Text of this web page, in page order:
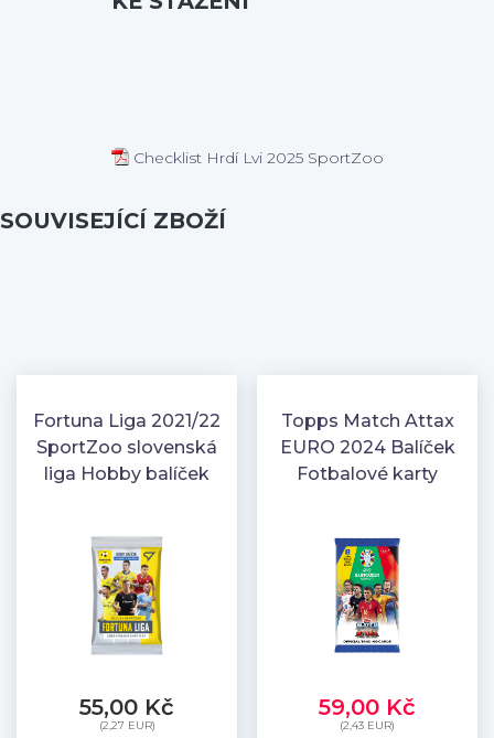
Checklist Hrdí Lvi 2025 SportZoo
SOUVISEJÍCÍ ZBOŽÍ
Fortuna Liga 2021/22
SportZoo slovenská
liga Hobby balíček
55,00 Kč
(2,27 EUR)
Topps Match Attax
EURO 2024 Balíček
Fotbalové karty
59,00 Kč
(2,43 EUR)